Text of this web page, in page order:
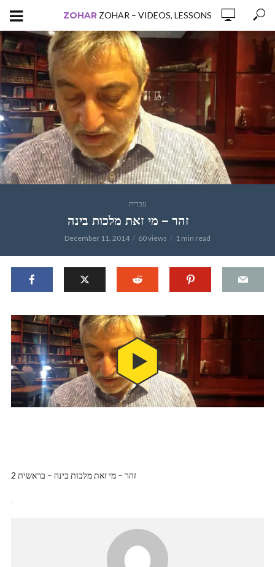
ZOHAR ZOHAR – VIDEOS, LESSONS
עברית
זהר – מי זאת מלכות בינה
December 11, 2014 60 views 1 min read
זהר – מי זאת מלכות בינה – בראשית 2